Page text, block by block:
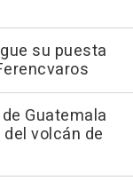
su puesta
Guatemala
volcán de